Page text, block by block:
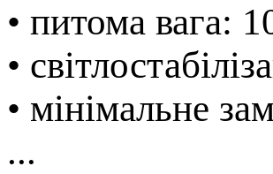
• питома вага:
•
• мінімальне
...